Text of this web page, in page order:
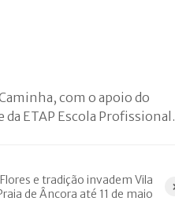
com o apoio do
ETAP Escola Profissional.
Flores e tradição invadem Vila
de Âncora até 11 de maio